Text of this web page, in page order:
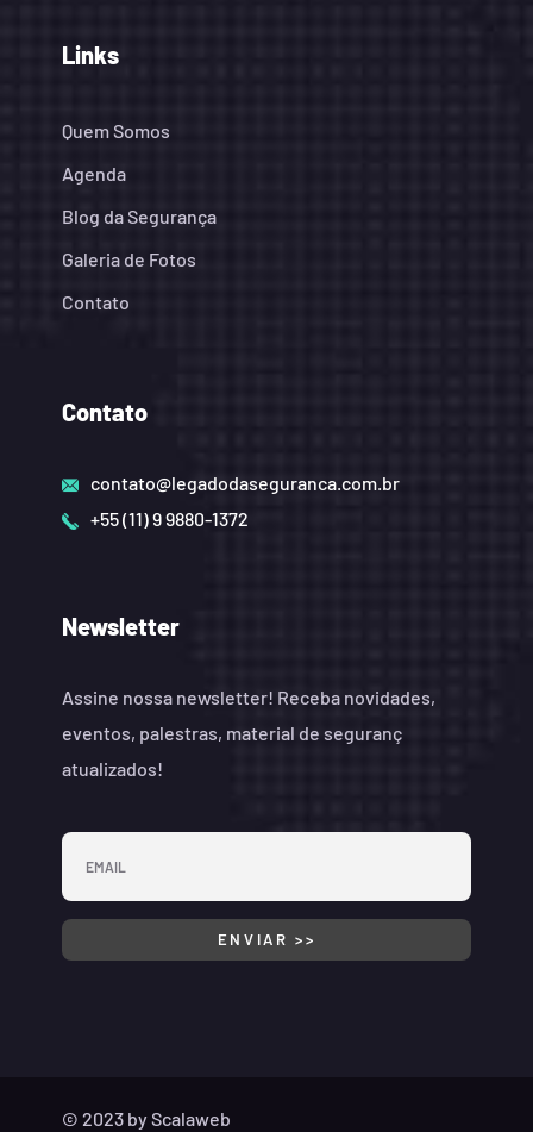
Links
Quem Somos
Agenda
Blog da Segurança
Galeria de Fotos
Contato
Contato
contato@legadodaseguranca.com.br
+55 (11) 9 9880-1372
Newsletter
Assine nossa newsletter! Receba novidades,
eventos, palestras, material de seguranç
atualizados!
© 2023 byScalaweb